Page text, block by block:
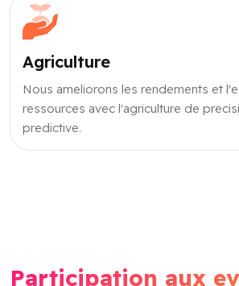
Agriculture
Nous ameliorons les rendements et
ressources avec l'agriculture de
predictive.
Participation aux